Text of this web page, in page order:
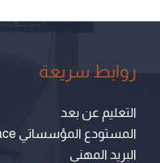
روابط سريعة
التعليم عن بعد
المستودع المؤسساتي DSpace
البريد المهني